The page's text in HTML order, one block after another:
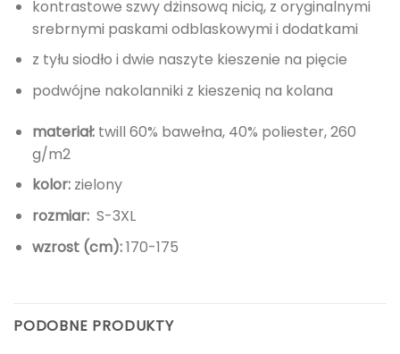
kontrastowe szwy dżinsową nicią, z oryginalnymi
srebrnymi paskami odblaskowymi i dodatkami
z tyłu siodło i dwie naszyte kieszenie na pięcie
podwójne nakolanniki z kieszenią na kolana
materiał:twill 60% bawełna, 40% poliester, 260
g/m2
kolor:zielony
rozmiar:S-3XL
wzrost (cm):170-175
PODOBNE PRODUKTY